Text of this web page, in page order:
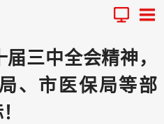
三中全会精神，
、市医保局等部